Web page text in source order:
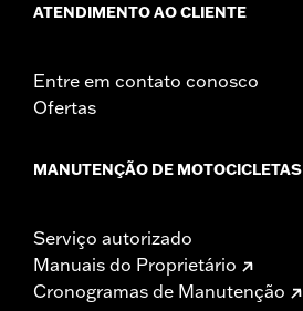
ATENDIMENTO AO CLIENTE
Entre em contato conosco
Ofertas
MANUTENÇÃO DE MOTOCICLETAS
Serviço autorizado
Manuais do Proprietário
Cronogramas de Manutenção